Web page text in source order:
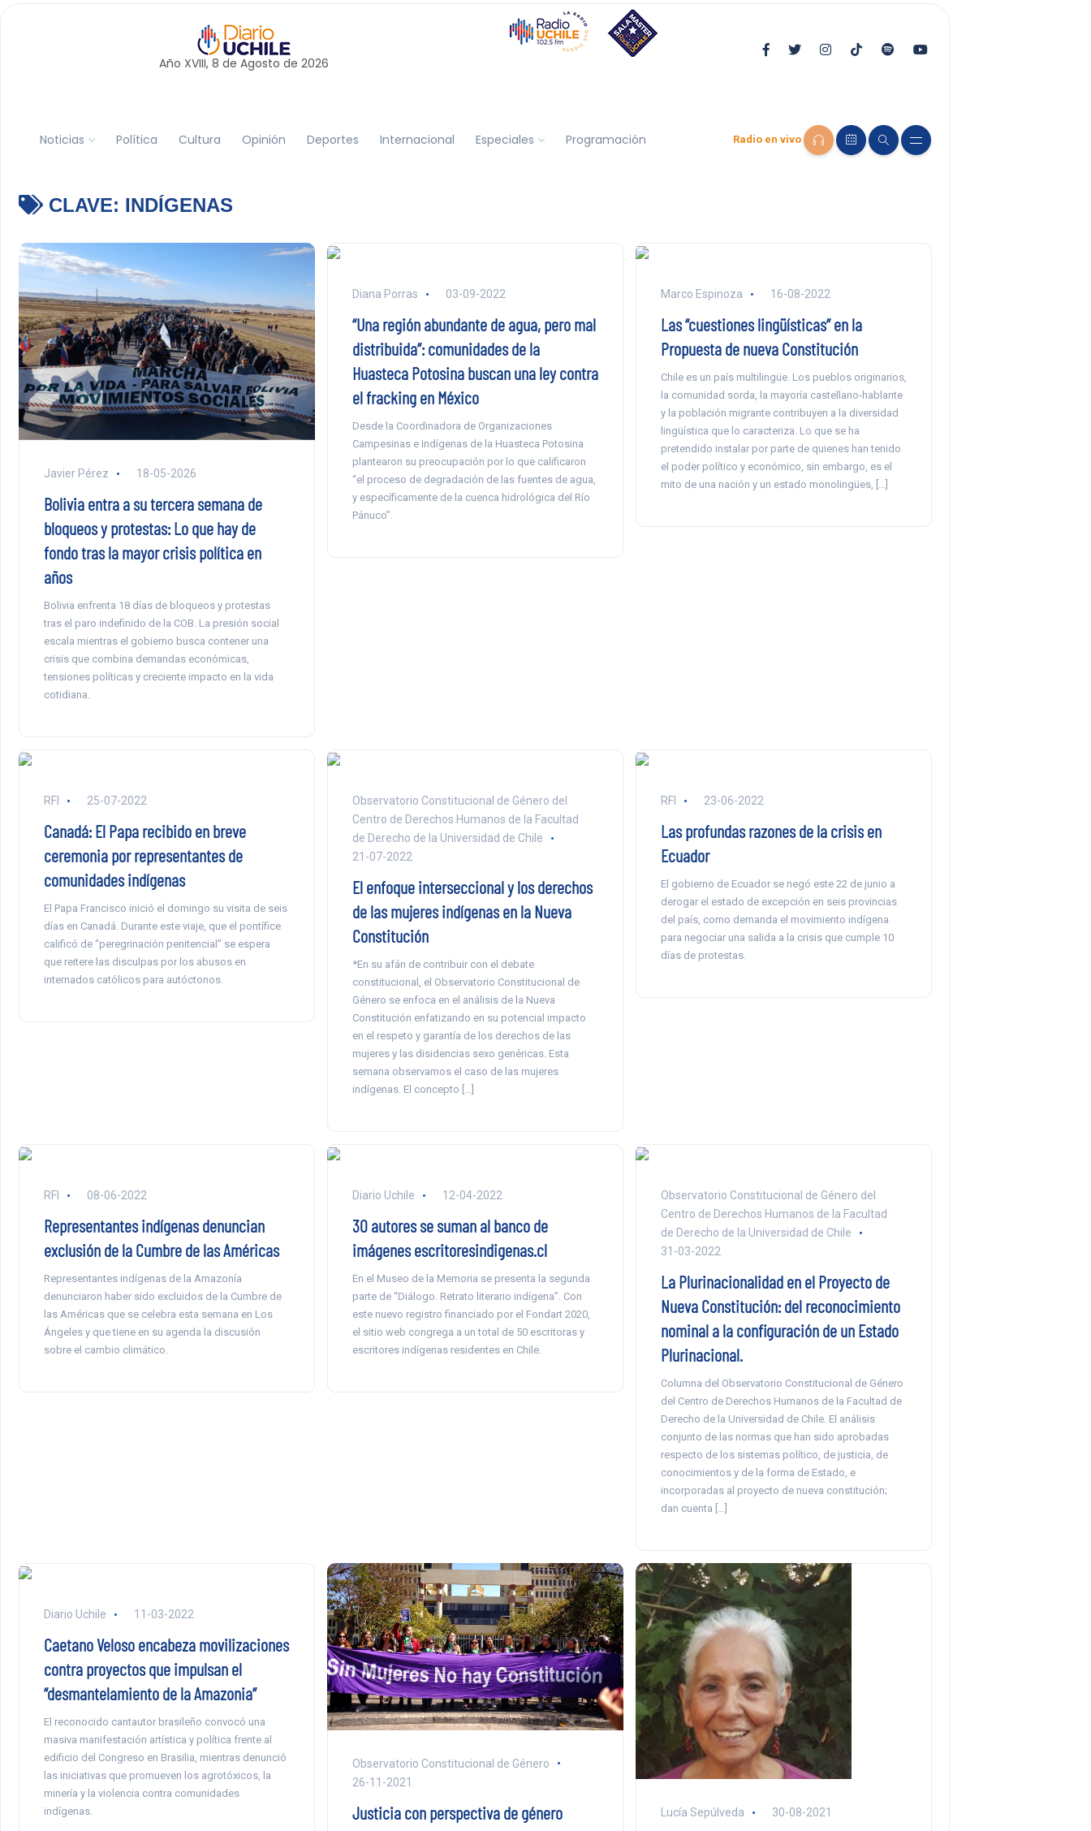
Año XVIII, 8 de Agosto de 2026
Noticias Política Cultura Opinión Deportes Internacional Especiales Programación Radio en vivo
CLAVE: INDÍGENAS
Javier Pérez 18-05-2026
Bolivia entra a su tercera semana de
bloqueos y protestas: Lo que hay de
fondo tras la mayor crisis política en
años
Bolivia enfrenta 18 días de bloqueos y protestas
tras el paro indefinido de la COB. La presión social
escala mientras el gobierno busca contener una
crisis que combina demandas económicas,
tensiones políticas y creciente impacto en la vida
cotidiana.
Diana Porras 03-09-2022
“Una región abundante de agua, pero mal
distribuida”: comunidades de la
Huasteca Potosina buscan una ley contra
el fracking en México
Desde la Coordinadora de Organizaciones
Campesinas e Indígenas de la Huasteca Potosina
plantearon su preocupación por lo que calificaron
“el proceso de degradación de las fuentes de agua,
y específicamente de la cuenca hidrológica del Río
Pánuco”.
Marco Espinoza 16-08-2022
Las “cuestiones lingüísticas” en la
Propuesta de nueva Constitución
Chile es un país multilingüe. Los pueblos originarios,
la comunidad sorda, la mayoría castellano-hablante
y la población migrante contribuyen a la diversidad
lingüística que lo caracteriza. Lo que se ha
pretendido instalar por parte de quienes han tenido
el poder político y económico, sin embargo, es el
mito de una nación y un estado monolingües, […]
RFI 25-07-2022
Canadá: El Papa recibido en breve
ceremonia por representantes de
comunidades indígenas
El Papa Francisco inició el domingo su visita de seis
días en Canadá. Durante este viaje, que el pontífice
calificó de “peregrinación penitencial” se espera
que reitere las disculpas por los abusos en
internados católicos para autóctonos.
Observatorio Constitucional de Género del
Centro de Derechos Humanos de la Facultad
de Derecho de la Universidad de Chile
21-07-2022
El enfoque interseccional y los derechos
de las mujeres indígenas en la Nueva
Constitución
*En su afán de contribuir con el debate
constitucional, el Observatorio Constitucional de
Género se enfoca en el análisis de la Nueva
Constitución enfatizando en su potencial impacto
en el respeto y garantía de los derechos de las
mujeres y las disidencias sexo genéricas. Esta
semana observamos el caso de las mujeres
indígenas. El concepto […]
RFI 23-06-2022
Las profundas razones de la crisis en
Ecuador
El gobierno de Ecuador se negó este 22 de junio a
derogar el estado de excepción en seis provincias
del país, como demanda el movimiento indígena
para negociar una salida a la crisis que cumple 10
días de protestas.
RFI 08-06-2022
Representantes indígenas denuncian
exclusión de la Cumbre de las Américas
Representantes indígenas de la Amazonía
denunciaron haber sido excluidos de la Cumbre de
las Américas que se celebra esta semana en Los
Ángeles y que tiene en su agenda la discusión
sobre el cambio climático.
Diario Uchile 12-04-2022
30 autores se suman al banco de
imágenes escritoresindigenas.cl
En el Museo de la Memoria se presenta la segunda
parte de “Diálogo. Retrato literario indígena”. Con
este nuevo registro financiado por el Fondart 2020,
el sitio web congrega a un total de 50 escritoras y
escritores indígenas residentes en Chile.
Observatorio Constitucional de Género del
Centro de Derechos Humanos de la Facultad
de Derecho de la Universidad de Chile
31-03-2022
La Plurinacionalidad en el Proyecto de
Nueva Constitución: del reconocimiento
nominal a la configuración de un Estado
Plurinacional.
Columna del Observatorio Constitucional de Género
del Centro de Derechos Humanos de la Facultad de
Derecho de la Universidad de Chile. El análisis
conjunto de las normas que han sido aprobadas
respecto de los sistemas político, de justicia, de
conocimientos y de la forma de Estado, e
incorporadas al proyecto de nueva constitución;
dan cuenta […]
Diario Uchile 11-03-2022
Caetano Veloso encabeza movilizaciones
contra proyectos que impulsan el
“desmantelamiento de la Amazonia”
El reconocido cantautor brasileño convocó una
masiva manifestación artística y política frente al
edificio del Congreso en Brasilia, mientras denunció
las iniciativas que promueven los agrotóxicos, la
minería y la violencia contra comunidades
indígenas.
Observatorio Constitucional de Género
26-11-2021
Justicia con perspectiva de género Lucía Sepúlveda 30-08-2021